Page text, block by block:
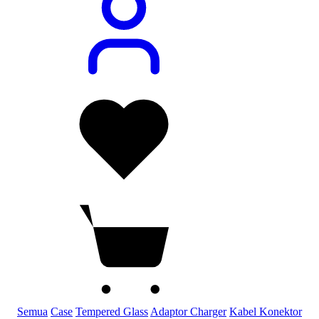
Semua Case Tempered Glass Adaptor Charger Kabel Konektor